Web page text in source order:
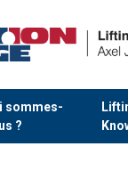
sommes-
?